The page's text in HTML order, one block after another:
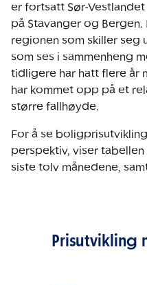
er fortsatt Sør-
på Stavanger og
regionen som skiller seg
som ses i sammenheng
tidligere har hatt flere år
har kommet opp på et
større fallhøyde.
For å se
perspektiv, viser
siste tolv månedene,
Prisutvikling